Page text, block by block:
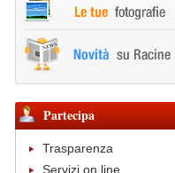
Partecipa
Trasparenza
Servizi on line